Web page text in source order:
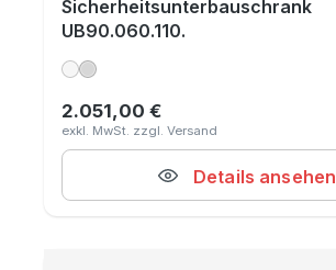
Sicherheitsunterbauschrank
UB90.060.110.
Regulärer Preis:
2.051,00 €
Details ansehen